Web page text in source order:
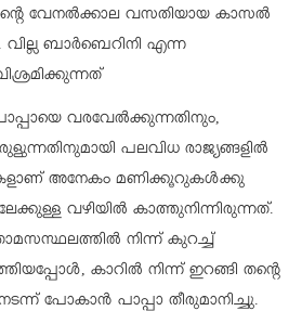
വേനല്‍ക്കാല വസതിയായ കാസല്‍
ബാര്‍ബെറിനി എന്ന
വരവേല്‍ക്കുന്നതിനും,
പലവിധ രാജ്യങ്ങളില്‍
അനേകം മണിക്കൂറുകള്‍ക്കു
വഴിയില്‍ കാത്തുനിന്നിരുന്നത്.
നിന്ന് കുറച്ച്
കാറില്‍ നിന്ന് ഇറങ്ങി തന്റെ
പോകാന്‍ പാപ്പാ തീരുമാനിച്ചു.